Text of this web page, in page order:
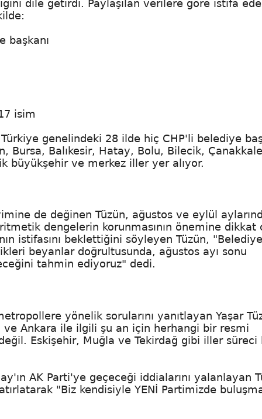
dile getirdi. Paylaşılan verilere göre istifa
başkanı
isim
genelindeki 28 ilde hiç CHP'li belediye
Bursa, Balıkesir, Hatay, Bolu, Bilecik,
büyükşehir ve merkez iller yer alıyor.
de değinen Tüzün, ağustos ve eylül
dengelerin korunmasının önemine dikkat
istifasını beklettiğini söyleyen Tüzün, "Belediye
beyanlar doğrultusunda, ağustos ayı sonu
tahmin ediyoruz" dedi.
yönelik sorularını yanıtlayan Yaşar
Ankara ile ilgili şu an için herhangi bir resmi
Eskişehir, Muğla ve Tekirdağ gibi iller süreci
AK Parti'ye geçeceği iddialarını yalanlayan
"Biz kendisiyle YENİ Partimizde